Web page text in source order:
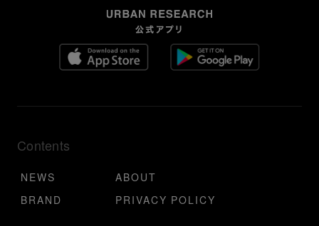
Contents
NEWS
ABOUT
BRAND
PRIVACY POLICY